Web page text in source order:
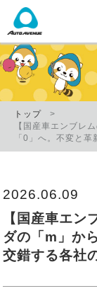
トップ
【国産車エンブレ
「0」へ。不変と
2026.06.09
【国産車エン
ダの「m」か
交錯する各社